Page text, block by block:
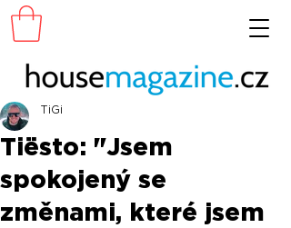
Tiësto: "Jsem
spokojený se
změnami, které jsem
TiGi